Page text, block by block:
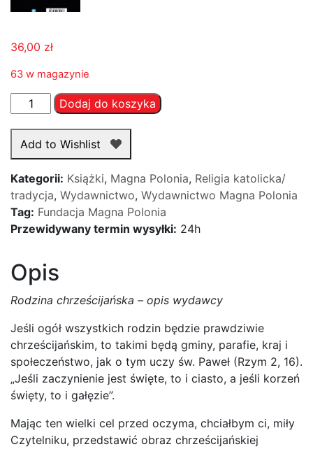
36,00 zł
63 w magazynie
ilość
Rodzina
chrześcijańska
jaką
powinna
Dodaj do koszyka
Add to Wishlist
Kategorii: Książki, Magna Polonia, Religia katolicka/
tradycja, Wydawnictwo, Wydawnictwo Magna Polonia
Tag: Fundacja Magna Polonia
Przewidywany termin wysyłki: 24h
Opis
Rodzina chrześcijańska – opis wydawcy
Jeśli ogół wszystkich rodzin będzie prawdziwie
chrześcijańskim, to takimi będą gminy, parafie, kraj i
społeczeństwo, jak o tym uczy św. Paweł (Rzym 2, 16).
„Jeśli zaczynienie jest święte, to i ciasto, a jeśli korzeń
święty, to i gałęzie”.
Mając ten wielki cel przed oczyma, chciałbym ci, miły
Czytelniku, przedstawić obraz chrześcijańskiej